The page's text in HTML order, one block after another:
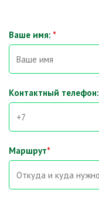
Ваше имя: *
Контактный телефон:
Маршрут*